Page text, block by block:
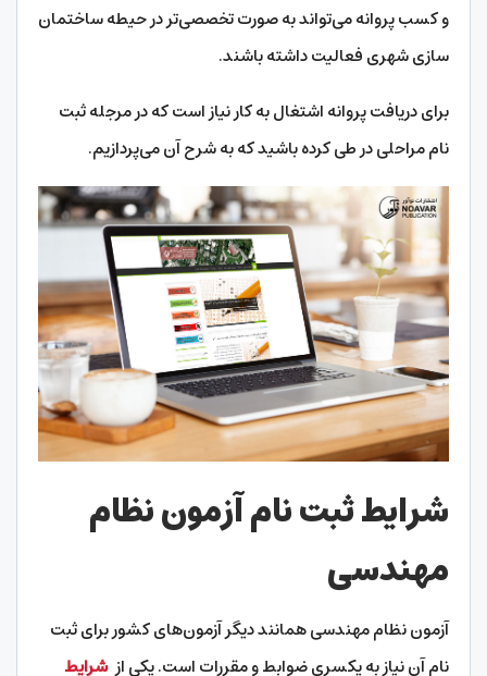
و کسب پروانه می‌تواند به صورت تخصصی‌تر در حیطه ساختمان
سازی شهری فعالیت داشته باشند.
برای دریافت پروانه اشتغال به کار نیاز است که در مرجله ثبت
‌نام مراحلی در طی کرده باشید که به شرح آن می‌پردازیم.
شرایط ثبت نام آزمون نظام
مهندسی
آزمون نظام مهندسی همانند دیگر آزمون‌های کشور برای ثبت
نام آن نیاز به یکسری ضوابط و مقررات است. یکی ازشرایط